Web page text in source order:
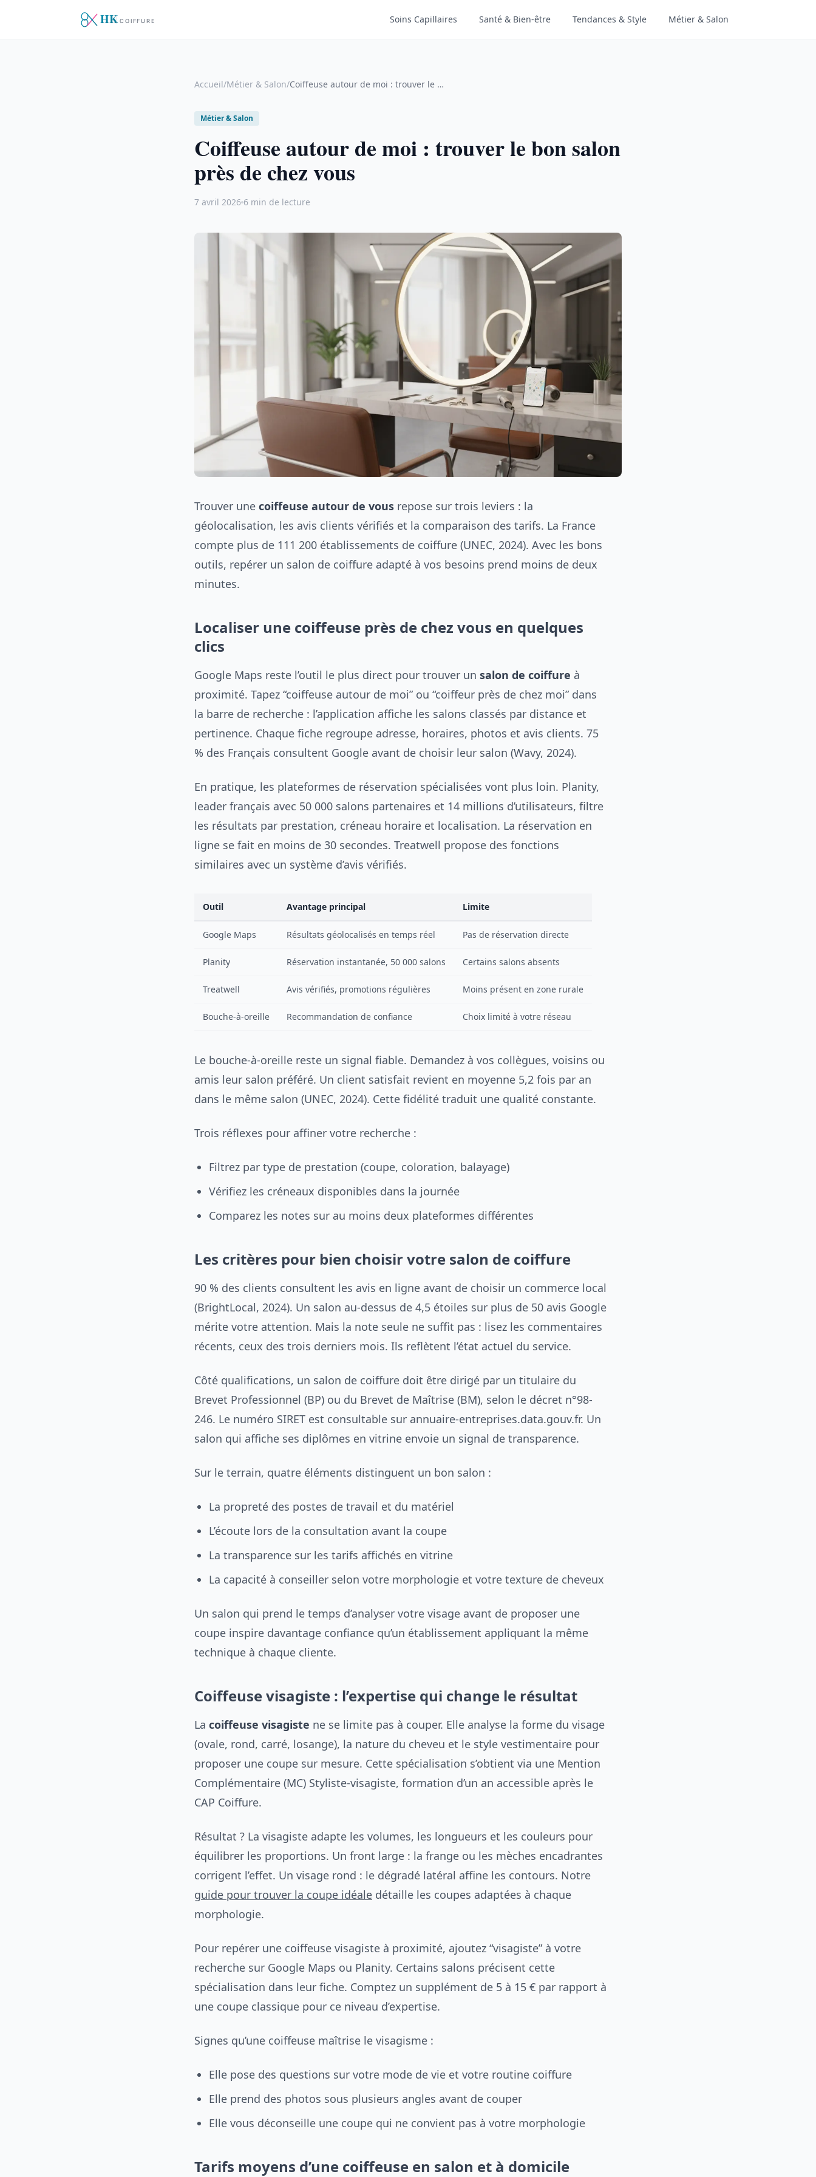
Soins Capillaires Santé & Bien-être Tendances & Style Métier & Salon
Accueil/Métier & Salon/ Coiffeuse autour de moi : trouver le bon salon près de chez vous
Métier & Salon
Coiffeuse autour de moi : trouver le bon salon
près de chez vous
7 avril 2026 6 min de lecture
Trouver une coiffeuse autour de vous repose sur trois leviers : la
géolocalisation, les avis clients vérifiés et la comparaison des tarifs. La France
compte plus de 111 200 établissements de coiffure (UNEC, 2024). Avec les bons
outils, repérer un salon de coiffure adapté à vos besoins prend moins de deux
minutes.
Localiser une coiffeuse près de chez vous en quelques
clics
Google Maps reste l’outil le plus direct pour trouver un salon de coiffure à
proximité. Tapez “coiffeuse autour de moi” ou “coiffeur près de chez moi” dans
la barre de recherche : l’application affiche les salons classés par distance et
pertinence. Chaque fiche regroupe adresse, horaires, photos et avis clients. 75
% des Français consultent Google avant de choisir leur salon (Wavy, 2024).
En pratique, les plateformes de réservation spécialisées vont plus loin. Planity,
leader français avec 50 000 salons partenaires et 14 millions d’utilisateurs, filtre
les résultats par prestation, créneau horaire et localisation. La réservation en
ligne se fait en moins de 30 secondes. Treatwell propose des fonctions
similaires avec un système d’avis vérifiés.
Outil Avantage principal Limite
Google Maps Résultats géolocalisés en temps réel Pas de réservation directe
Planity Réservation instantanée, 50 000 salons Certains salons absents
Treatwell Avis vérifiés, promotions régulières Moins présent en zone rurale
Bouche-à-oreille Recommandation de confiance Choix limité à votre réseau
Le bouche-à-oreille reste un signal fiable. Demandez à vos collègues, voisins ou
amis leur salon préféré. Un client satisfait revient en moyenne 5,2 fois par an
dans le même salon (UNEC, 2024). Cette fidélité traduit une qualité constante.
Trois réflexes pour affiner votre recherche :
Filtrez par type de prestation (coupe, coloration, balayage)
Vérifiez les créneaux disponibles dans la journée
Comparez les notes sur au moins deux plateformes différentes
Les critères pour bien choisir votre salon de coiffure
90 % des clients consultent les avis en ligne avant de choisir un commerce local
(BrightLocal, 2024). Un salon au-dessus de 4,5 étoiles sur plus de 50 avis Google
mérite votre attention. Mais la note seule ne suffit pas : lisez les commentaires
récents, ceux des trois derniers mois. Ils reflètent l’état actuel du service.
Côté qualifications, un salon de coiffure doit être dirigé par un titulaire du
Brevet Professionnel (BP) ou du Brevet de Maîtrise (BM), selon le décret n°98-
246. Le numéro SIRET est consultable sur annuaire-entreprises.data.gouv.fr. Un
salon qui affiche ses diplômes en vitrine envoie un signal de transparence.
Sur le terrain, quatre éléments distinguent un bon salon :
La propreté des postes de travail et du matériel
L’écoute lors de la consultation avant la coupe
La transparence sur les tarifs affichés en vitrine
La capacité à conseiller selon votre morphologie et votre texture de cheveux
Un salon qui prend le temps d’analyser votre visage avant de proposer une
coupe inspire davantage confiance qu’un établissement appliquant la même
technique à chaque cliente.
Coiffeuse visagiste : l’expertise qui change le résultat
La coiffeuse visagiste ne se limite pas à couper. Elle analyse la forme du visage
(ovale, rond, carré, losange), la nature du cheveu et le style vestimentaire pour
proposer une coupe sur mesure. Cette spécialisation s’obtient via une Mention
Complémentaire (MC) Styliste-visagiste, formation d’un an accessible après le
CAP Coiffure.
Résultat ? La visagiste adapte les volumes, les longueurs et les couleurs pour
équilibrer les proportions. Un front large : la frange ou les mèches encadrantes
corrigent l’effet. Un visage rond : le dégradé latéral affine les contours. Notre
guide pour trouver la coupe idéale détaille les coupes adaptées à chaque
morphologie.
Pour repérer une coiffeuse visagiste à proximité, ajoutez “visagiste” à votre
recherche sur Google Maps ou Planity. Certains salons précisent cette
spécialisation dans leur fiche. Comptez un supplément de 5 à 15 € par rapport à
une coupe classique pour ce niveau d’expertise.
Signes qu’une coiffeuse maîtrise le visagisme :
Elle pose des questions sur votre mode de vie et votre routine coiffure
Elle prend des photos sous plusieurs angles avant de couper
Elle vous déconseille une coupe qui ne convient pas à votre morphologie
Tarifs moyens d’une coiffeuse en salon et à domicile